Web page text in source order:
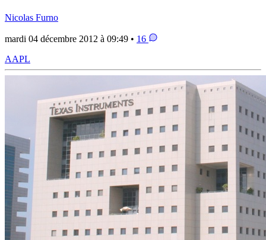
Nicolas Furno
mardi 04 décembre 2012 à 09:49 • 16
AAPL